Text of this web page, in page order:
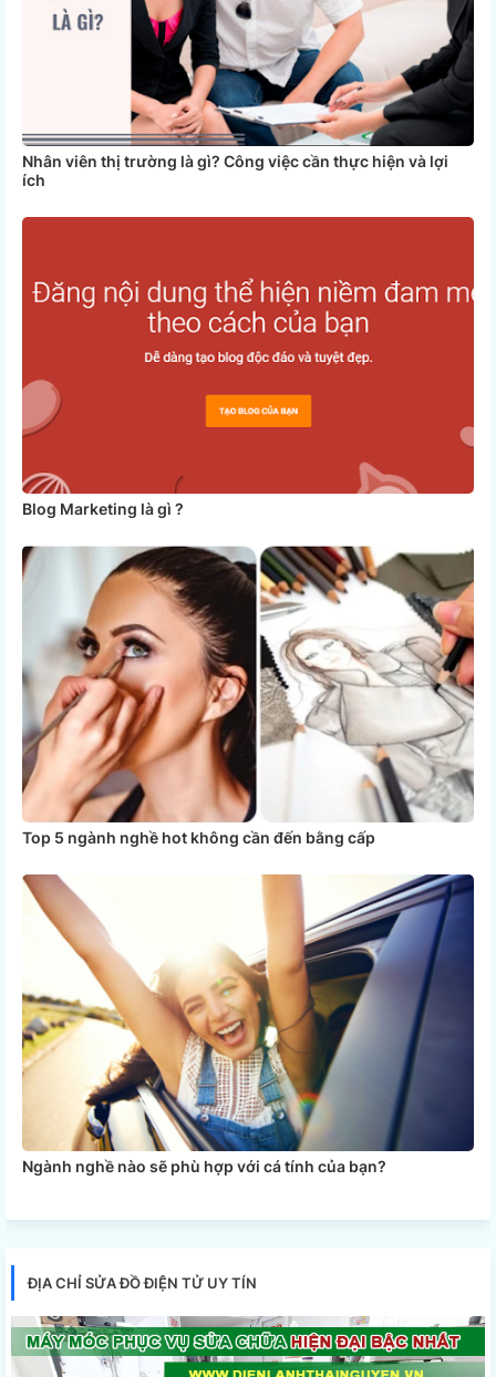
Nhân viên thị trường là gì? Công việc cần thực hiện và lợi
ích
Blog Marketing là gì ?
Top 5 ngành nghề hot không cần đến bằng cấp
Ngành nghề nào sẽ phù hợp với cá tính của bạn?
ĐỊA CHỈ SỬA ĐỒ ĐIỆN TỬ UY TÍN